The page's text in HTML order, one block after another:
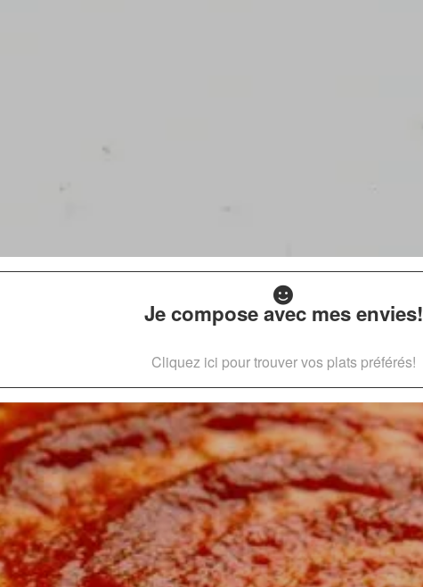
Je compose avec mes envies!
Cliquez ici pour trouver vos plats préférés!